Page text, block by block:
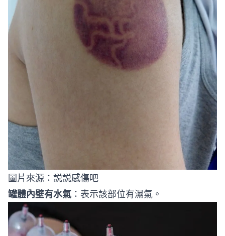
圖片來源： 説説感傷吧
罐體內壁有水氣 ：表示該部位有濕氣。